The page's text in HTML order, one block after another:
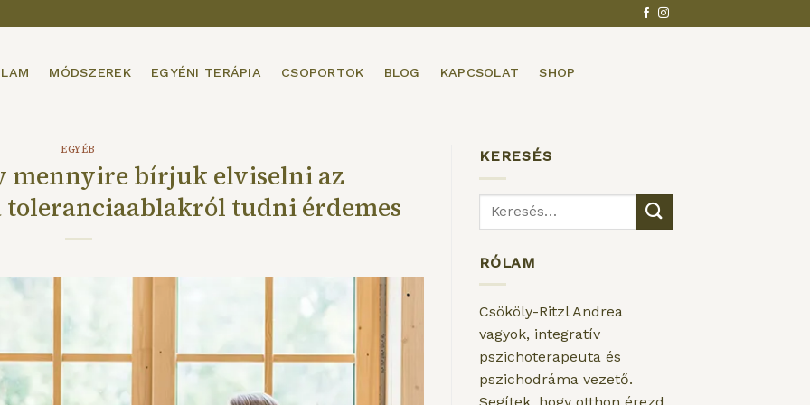
MÓDSZEREK EGYÉNI TERÁPIA CSOPORTOK BLOG KAPCSOLAT SHOP
EGYÉB
mennyire bírjuk elviselni az
toleranciaablakról tudni érdemes
KERESÉS
RÓLAM
Csököly-Ritzl Andrea
vagyok, integratív
pszichoterapeuta és
pszichodráma vezető.